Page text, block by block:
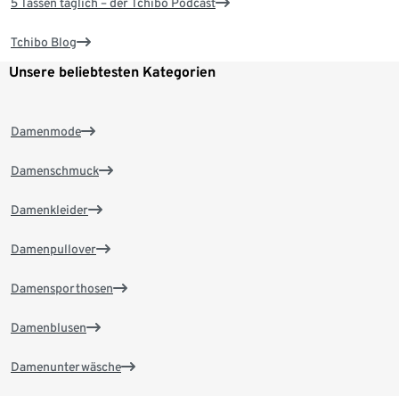
5 Tassen täglich – der Tchibo Podcast
Tchibo Blog
Unsere beliebtesten Kategorien
Damenmode
Damenschmuck
Damenkleider
Damenpullover
Damensporthosen
Damenblusen
Damenunterwäsche